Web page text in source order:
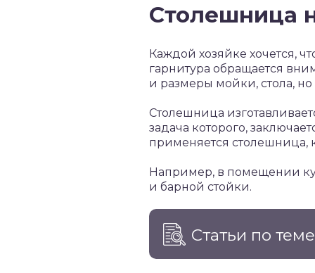
Столешница
Каждой хозяйке хочется,
гарнитура обращается
и размеры мойки, стола,
Столешница
задача которого,
применяется столешница,
Например, в помещении
и барной стойки.
Статьи по